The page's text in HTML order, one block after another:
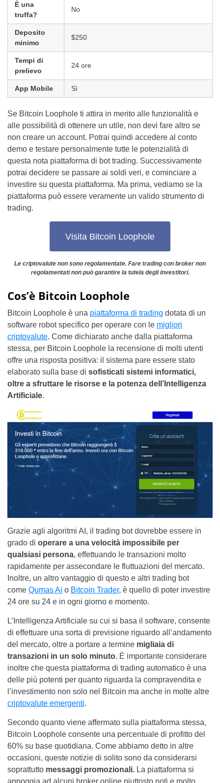
È una
truffa?
No
Deposito
minimo
$250
Tempi di
prelievo
24 ore
App Mobile Sì
Se Bitcoin Loophole ti attira in merito alle funzionalità e
alle possibilità di ottenere un utile, non devi fare altro se
non creare un account. Potrai quindi accedere al conto
demo e testare personalmente tutte le potenzialità di
questa nota piattaforma di bot trading. Successivamente
potrai decidere se passare ai soldi veri, e cominciare a
investire su questa piattaforma. Ma prima, vediamo se la
piattaforma può essere veramente un valido strumento di
trading.
Visita Bitcoin Loophole
Le criptovalute non sono regolamentate. Fare trading con broker non
regolamentati non può garantire la tutela degli investitori.
Cos’è Bitcoin Loophole
Bitcoin Loophole è una piattaforma di trading dotata di un
software robot specifico per operare con le migliori
criptovalute. Come dichiarato anche dalla piattaforma
stessa, per Bitcoin Loophole la recensione di molti utenti
offre una risposta positiva: il sistema pare essere stato
elaborato sulla base di sofisticati sistemi informatici,
oltre a sfruttare le risorse e la potenza dell’Intelligenza
Artificiale.
Grazie agli algoritmi AI, il trading bot dovrebbe essere in
grado di operare a una velocità impossibile per
qualsiasi persona, effettuando le transazioni molto
rapidamente per assecondare le fluttuazioni del mercato.
Inoltre, un altro vantaggio di questo e altri trading bot
come Qumas Ai o Bitcoin Trader, è quello di poter investire
24 ore su 24 e in ogni giorno e momento.
L’Intelligenza Artificiale su cui si basa il software, consente
di effettuare una sorta di previsione riguardo all’andamento
del mercato, oltre a portare a termine migliaia di
transazioni in un solo minuto. È importante considerare
inoltre che questa piattaforma di trading automatico è una
delle più potenti per quanto riguarda la compravendita e
l’investimento non solo nel Bitcoin ma anche in molte altre
criptovalute emergenti.
Secondo quanto viene affermato sulla piattaforma stessa,
Bitcoin Loophole consente una percentuale di profitto del
60% su base quotidiana. Come abbiamo detto in altre
occasioni, queste notizie di solito sono da considerarsi
soprattutto messaggi promozionali. La piattaforma si
appoggia ad alcuni broker online piuttosto noti e molto